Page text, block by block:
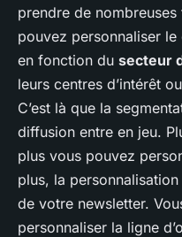
prendre de
pouvez personnaliser
en fonction du secteur
leurs centres d’intérêt
C’est là que la
diffusion entre en jeu.
plus vous pouvez
plus, la
de votre newsletter.
personnaliser la ligne